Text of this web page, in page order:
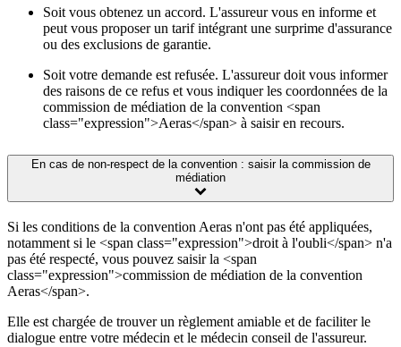
Soit vous obtenez un accord. L'assureur vous en informe et
peut vous proposer un tarif intégrant une surprime d'assurance
ou des exclusions de garantie.
Soit votre demande est refusée. L'assureur doit vous informer
des raisons de ce refus et vous indiquer les coordonnées de la
commission de médiation de la convention <span
class="expression">Aeras</span> à saisir en recours.
En cas de non-respect de la convention : saisir la commission de
médiation
Si les conditions de la convention Aeras n'ont pas été appliquées,
notamment si le <span class="expression">droit à l'oubli</span> n'a
pas été respecté, vous pouvez saisir la <span
class="expression">commission de médiation de la convention
Aeras</span>.
Elle est chargée de trouver un règlement amiable et de faciliter le
dialogue entre votre médecin et le médecin conseil de l'assureur.